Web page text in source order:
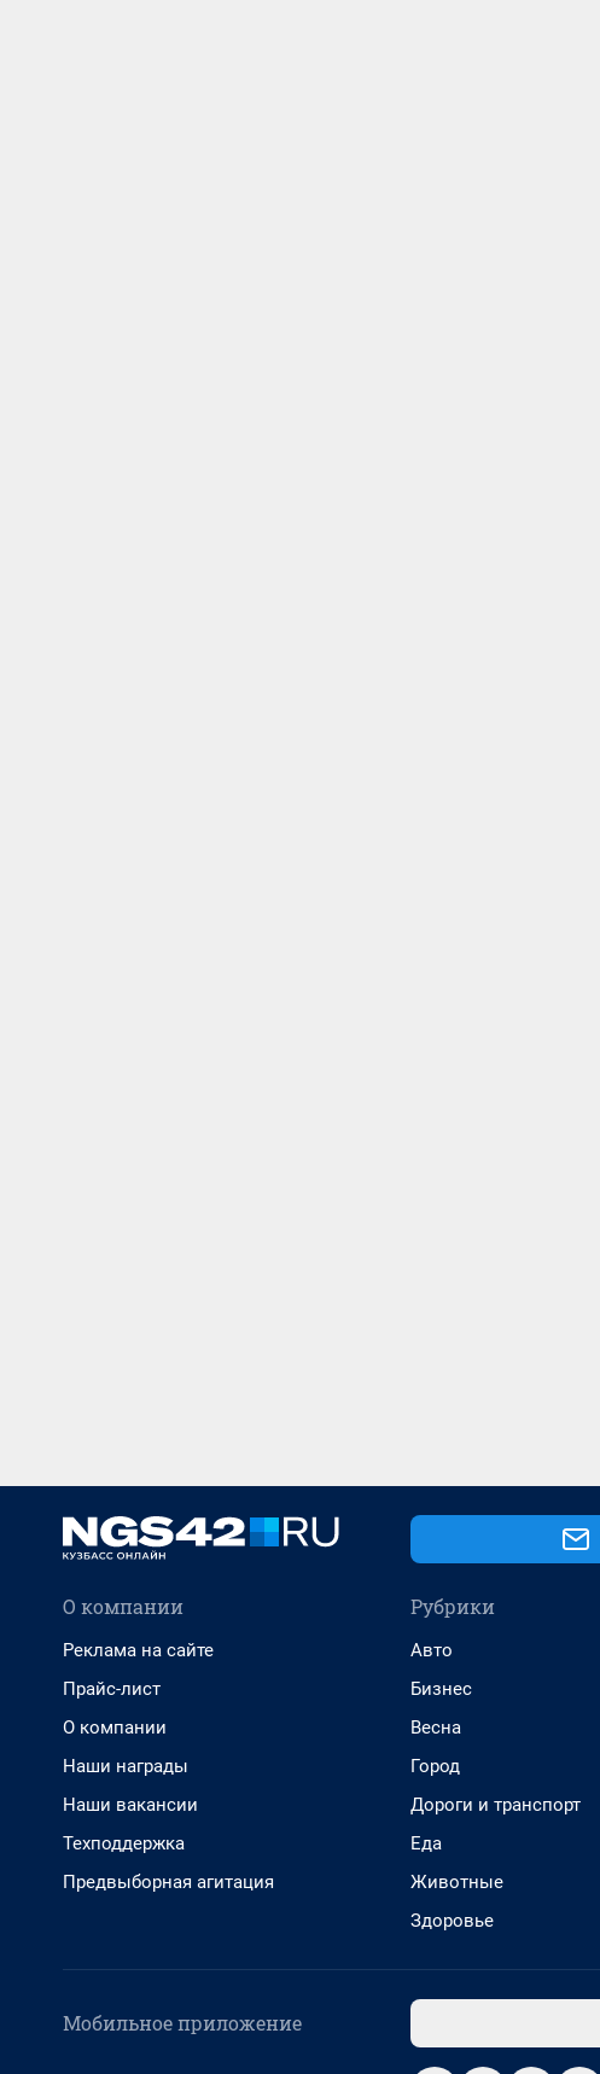
О компании
Реклама на сайте
Прайс-лист
О компании
Наши награды
Наши вакансии
Техподдержка
Предвыборная агитация
Рубрики
Авто
Бизнес
Весна
Город
Дороги и транспорт
Еда
Животные
Здоровье
Мобильное приложение